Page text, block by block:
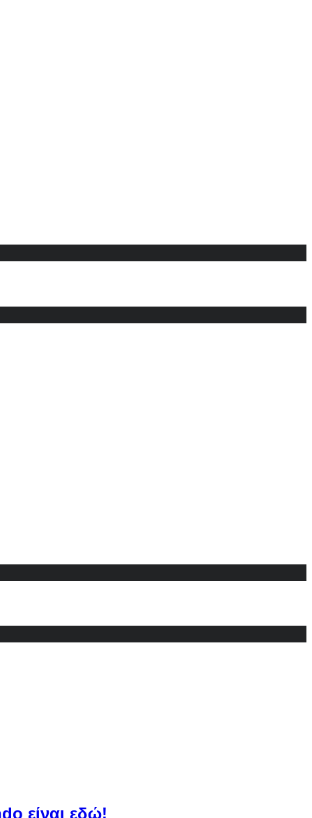
είναι εδώ!